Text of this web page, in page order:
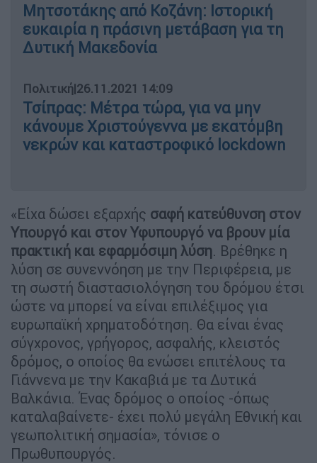
Μητσοτάκης από Κοζάνη: Ιστορική
ευκαιρία η πράσινη μετάβαση για τη
Δυτική Μακεδονία
Πολιτική|26.11.2021 14:09
Τσίπρας: Μέτρα τώρα, για να μην
κάνουμε Χριστούγεννα με εκατόμβη
νεκρών και καταστροφικό lockdown
«Είχα δώσει εξαρχής σαφή κατεύθυνση στον
Υπουργό και στον Υφυπουργό να βρουν μία
πρακτική και εφαρμόσιμη λύση. Βρέθηκε η
λύση σε συνεννόηση με την Περιφέρεια, με
τη σωστή διαστασιολόγηση του δρόμου έτσι
ώστε να μπορεί να είναι επιλέξιμος για
ευρωπαϊκή χρηματοδότηση. Θα είναι ένας
σύγχρονος, γρήγορος, ασφαλής, κλειστός
δρόμος, ο οποίος θα ενώσει επιτέλους τα
Γιάννενα με την Κακαβιά με τα Δυτικά
Βαλκάνια. Ένας δρόμος ο οποίος -όπως
καταλαβαίνετε- έχει πολύ μεγάλη Εθνική και
γεωπολιτική σημασία», τόνισε ο
Πρωθυπουργός.